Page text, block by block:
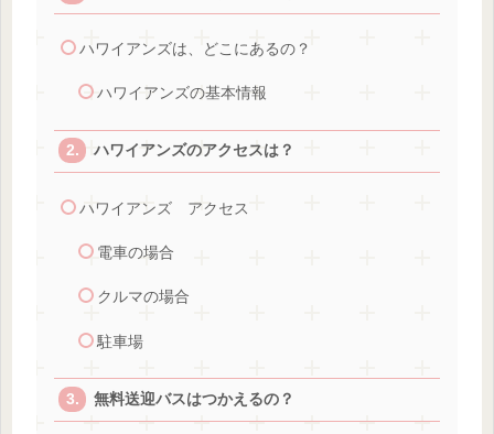
ハワイアンズは、どこにあるの？
ハワイアンズの基本情報
ハワイアンズのアクセスは？
ハワイアンズ アクセス
電車の場合
クルマの場合
駐車場
無料送迎バスはつかえるの？